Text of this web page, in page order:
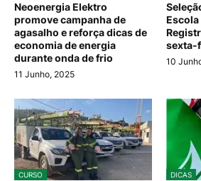
Neoenergia Elektro
promove campanha de
agasalho e reforça dicas de
economia de energia
durante onda de frio
11 Junho, 2025
Escola
sexta-
10
CURSO DICAS